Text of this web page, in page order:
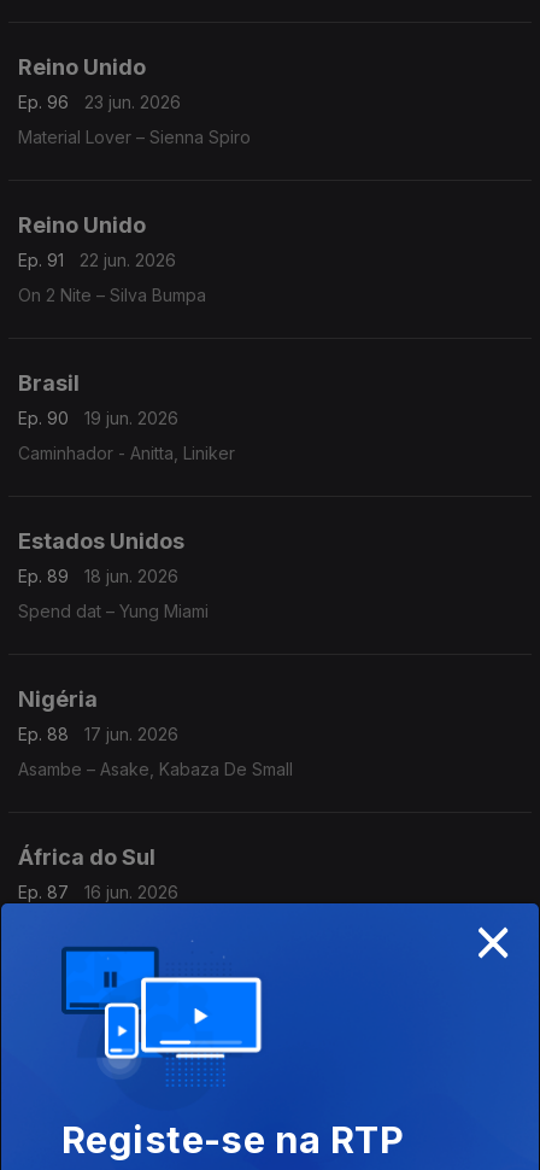
Reino Unido
Ep. 96
23 jun. 2026
Material Lover – Sienna Spiro
Reino Unido
Ep. 91
22 jun. 2026
On 2 Nite – Silva Bumpa
Brasil
Ep. 90
19 jun. 2026
Caminhador - Anitta, Liniker
Estados Unidos
Ep. 89
18 jun. 2026
Spend dat – Yung Miami
Nigéria
Ep. 88
17 jun. 2026
Asambe – Asake, Kabaza De Small
África do Sul
Ep. 87
16 jun. 2026
Reino Unido
15 jun. 2026
Dai dai – Shakira e Burna Boy
×
Registe-se na RTP